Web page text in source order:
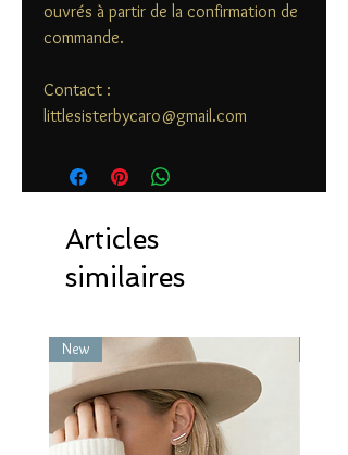
ouvrés à partir de la confirmation de
commande.
Contact :
littlesisterbycaro@gmail.com
Articles
similaires
New